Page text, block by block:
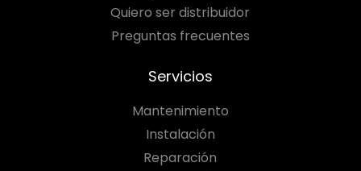
Quiero ser distribuidor
Preguntas frecuentes
Servicios
Mantenimiento
Instalación
Reparación